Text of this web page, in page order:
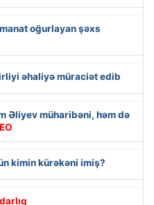
oğurlayan şəxs
əhaliyə müraciət edib
Əliyev müharibəni, həm də
kimin kürəkəni imiş?